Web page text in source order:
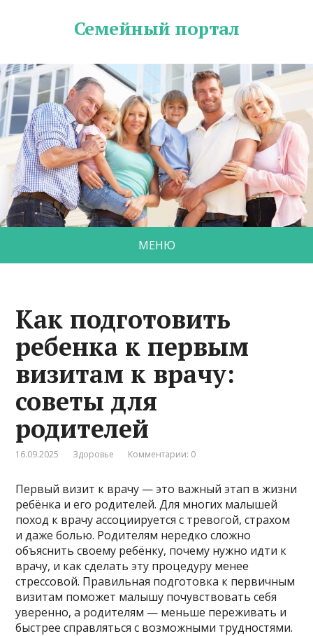
Семейный портал
МЕНЮ
Как подготовить
ребенка к первым
визитам к врачу:
советы для
родителей
16.09.2025 Здоровье Комментарии: 0
Первый визит к врачу — это важный этап в жизни
ребёнка и его родителей. Для многих малышей
поход к врачу ассоциируется с тревогой, страхом
и даже болью. Родителям нередко сложно
объяснить своему ребёнку, почему нужно идти к
врачу, и как сделать эту процедуру менее
стрессовой. Правильная подготовка к первичным
визитам поможет малышу почувствовать себя
уверенно, а родителям — меньше переживать и
быстрее справляться с возможными трудностями.